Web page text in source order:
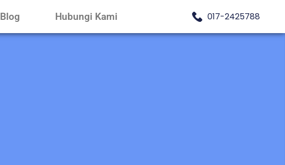
Blog Hubungi Kami 017-2425788